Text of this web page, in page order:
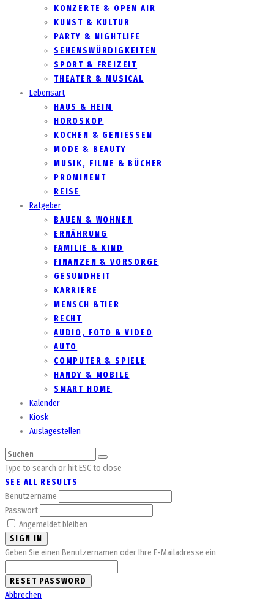
KONZERTE & OPEN AIR
KUNST & KULTUR
PARTY & NIGHTLIFE
SEHENSWÜRDIGKEITEN
SPORT & FREIZEIT
THEATER & MUSICAL
Lebensart
HAUS & HEIM
HOROSKOP
KOCHEN & GENIESSEN
MODE & BEAUTY
MUSIK, FILME & BÜCHER
PROMINENT
REISE
Ratgeber
BAUEN & WOHNEN
ERNÄHRUNG
FAMILIE & KIND
FINANZEN & VORSORGE
GESUNDHEIT
KARRIERE
MENSCH &TIER
RECHT
AUDIO, FOTO & VIDEO
AUTO
COMPUTER & SPIELE
HANDY & MOBILE
SMART HOME
Kalender
Kiosk
Auslagestellen
Type to search or hit ESC to close
SEE ALL RESULTS
Benutzername
Passwort
Angemeldet bleiben
SIGN IN
Geben Sie einen Benutzernamen oder Ihre E-Mailadresse ein
Abbrechen